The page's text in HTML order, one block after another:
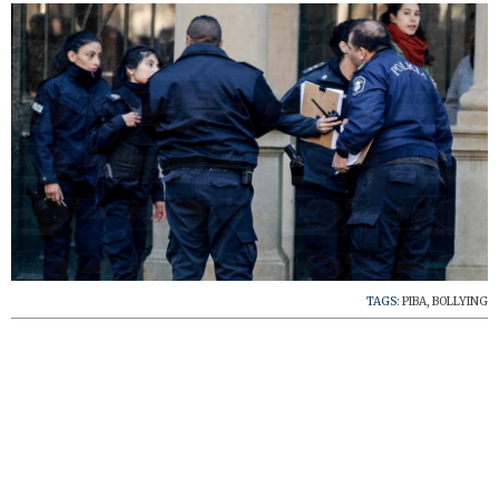
TAGS: PIBA, BOLLYING